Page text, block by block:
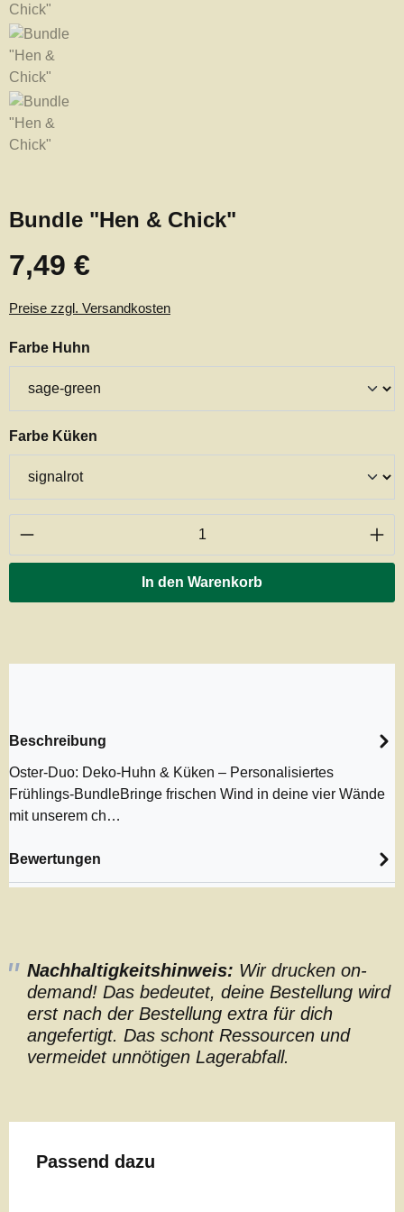
Bundle "Hen & Chick"
Regulärer Preis:
7,49 €
Preise zzgl. Versandkosten
Farbe Huhn
Farbe Küken
Produkt Anzahl: Gib den gewünschten
In den Warenkorb
Beschreibung
Oster-Duo: Deko-Huhn & Küken – Personalisiertes
Frühlings-BundleBringe frischen Wind in deine vier Wände
mit unserem ch…
Bewertungen
Nachhaltigkeitshinweis: Wir drucken on-
demand! Das bedeutet, deine Bestellung wird
erst nach der Bestellung extra für dich
angefertigt. Das schont Ressourcen und
vermeidet unnötigen Lagerabfall.
Produktgalerie überspringen
Passend dazu